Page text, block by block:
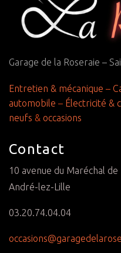
Garage de la Roseraie –
Entretien & mécanique –
automobile – Électricité &
neufs & occasions
Contact
10 avenue du Maréchal
André-lez-Lille
03.20.74.04.04